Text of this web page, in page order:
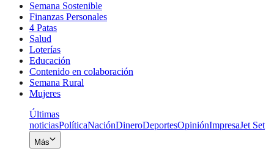
Semana Sostenible
Finanzas Personales
4 Patas
Salud
Loterías
Educación
Contenido en colaboración
Semana Rural
Mujeres
Últimas
noticiasPolíticaNaciónDineroDeportesOpiniónImpresaJet Set
Más